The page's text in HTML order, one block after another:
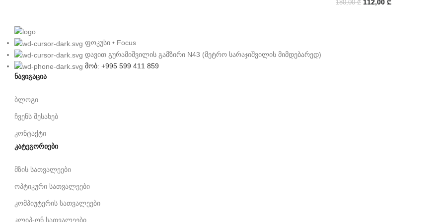
180,00₾ 112,00 ₾
ფოკუსი • Focus
დავით გურამიშვილის გამზირი N43 (მეტრო სარაჯიშვილის მიმდებარედ)
მობ: +995 599 411 859
ნავიგაცია
ბლოგი
ჩვენს შესახებ
კონტაქტი
კატეგორიები
მზის სათვალეები
ოპტიკური სათვალეები
კომპიუტერის სათვალეები
კლიპ-ონ სათვალეები